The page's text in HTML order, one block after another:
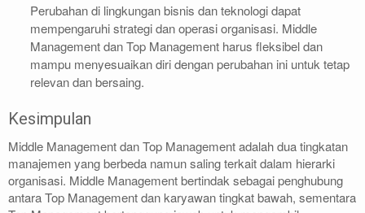
Perubahan di lingkungan bisnis dan teknologi dapat
mempengaruhi strategi dan operasi organisasi. Middle
Management dan Top Management harus fleksibel dan
mampu menyesuaikan diri dengan perubahan ini untuk tetap
relevan dan bersaing.
Kesimpulan
Middle Management dan Top Management adalah dua tingkatan
manajemen yang berbeda namun saling terkait dalam hierarki
organisasi. Middle Management bertindak sebagai penghubung
antara Top Management dan karyawan tingkat bawah, sementara